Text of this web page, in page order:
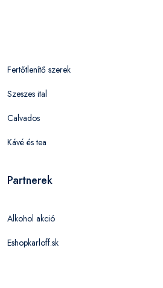
Fertőtlenítő szerek
Szeszes ital
Calvados
Kávé és tea
Partnerek
Alkohol akció
Eshopkarloff.sk